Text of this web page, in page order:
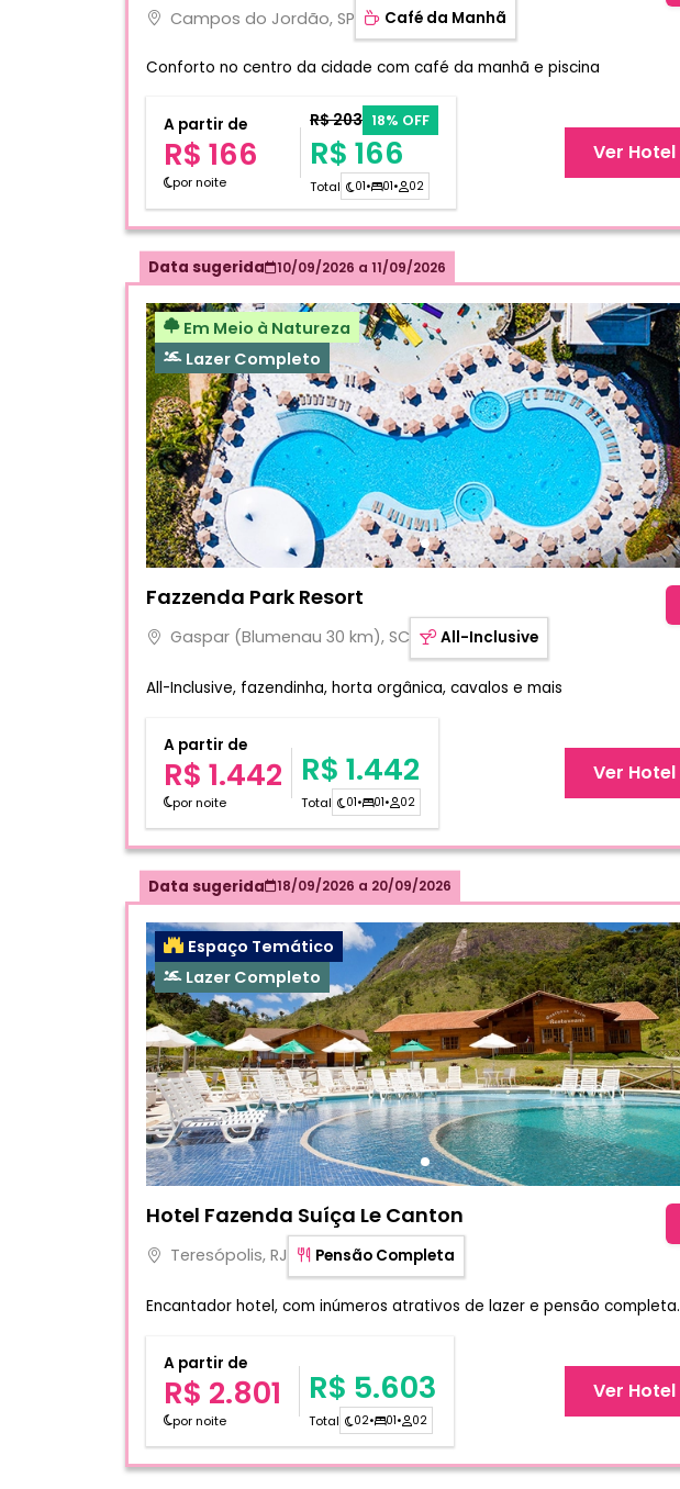
Campos do Jordão, SP Café da Manhã
Conforto no centro da cidade com café da manhã e piscina
A partir de
R$ 166
por noite
R$ 203 18% OFF
R$ 166
Total 01• 01• 02
Ver Hotel
Data sugerida 10/09/2026 a 11/09/2026
Em Meio à Natureza
Lazer Completo
Fazzenda Park Resort
Gaspar (Blumenau 30 km), SC All-Inclusive
All-Inclusive, fazendinha, horta orgânica, cavalos e mais
A partir de
R$ 1.442
por noite
R$ 1.442
Total 01• 01• 02
Ver Hotel
Data sugerida 18/09/2026 a 20/09/2026
Espaço Temático
Lazer Completo
Hotel Fazenda Suíça Le Canton
Teresópolis, RJ Pensão Completa
Encantador hotel, com inúmeros atrativos de lazer e pensão completa.
A partir de
R$ 2.801
por noite
R$ 5.603
Total 02• 01• 02
Ver Hotel